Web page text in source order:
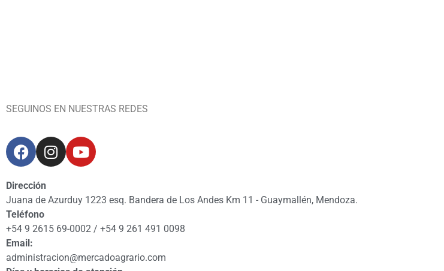
SEGUINOS EN NUESTRAS REDES
Dirección
Juana de Azurduy 1223 esq. Bandera de Los Andes Km 11 - Guaymallén, Mendoza.
Teléfono
+54 9 2615 69-0002 / +54 9 261 491 0098
Email:
administracion@mercadoagrario.com